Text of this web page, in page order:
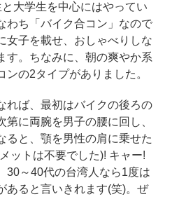
大学生を中心にはやってい
わち「バイク合コン」なので
女子を載せ、おしゃべりしな
す。ちなみに、朝の爽やか系
の2タイプがありました。
ば、最初はバイクの後ろの
に両腕を男子の腰に回し、
ると、顎を男性の肩に乗せた
ットは不要でした)! キャー!
30～40代の台湾人なら1度は
あると言いきれます(笑)。ぜ